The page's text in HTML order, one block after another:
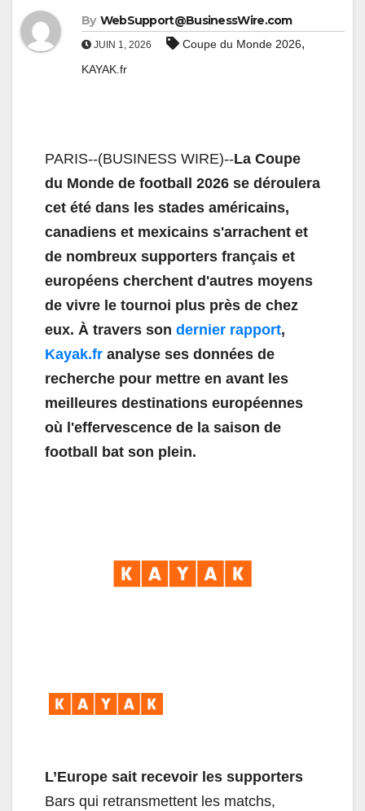
By WebSupport@BusinessWire.com
JUIN 1, 2026 Coupe du Monde 2026,
KAYAK.fr
PARIS--(BUSINESS WIRE)--La Coupe
du Monde de football 2026 se déroulera
cet été dans les stades américains,
canadiens et mexicains s'arrachent et
de nombreux supporters français et
européens cherchent d'autres moyens
de vivre le tournoi plus près de chez
eux. À travers son dernier rapport,
Kayak.fr analyse ses données de
recherche pour mettre en avant les
meilleures destinations européennes
où l'effervescence de la saison de
football bat son plein.
L’Europe sait recevoir les supporters
Bars qui retransmettent les matchs,